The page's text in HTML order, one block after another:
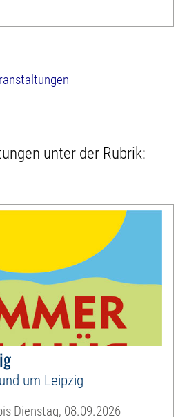
unter der Rubrik:
um Leipzig
Dienstag, 08.09.2026